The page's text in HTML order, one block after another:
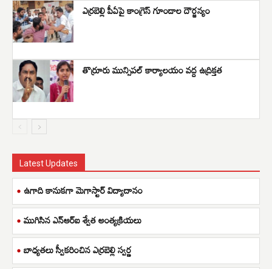
ఎర్రబెల్లి పీఏపై కాంగ్రెస్ గూండాల దౌర్జన్యం
తొర్రూరు మున్సిపల్ కార్యాలయం వద్ద ఉద్రిక్తత
Latest Updates
ఉగాది కానుకగా మెగాస్టార్ విద్యాదానం
ముగిసిన ఎన్ఆర్ఐ శ్వేత అంత్యక్రియలు
బాధ్యతలు స్వీకరించిన ఎర్రబెల్లి స్వర్ణ